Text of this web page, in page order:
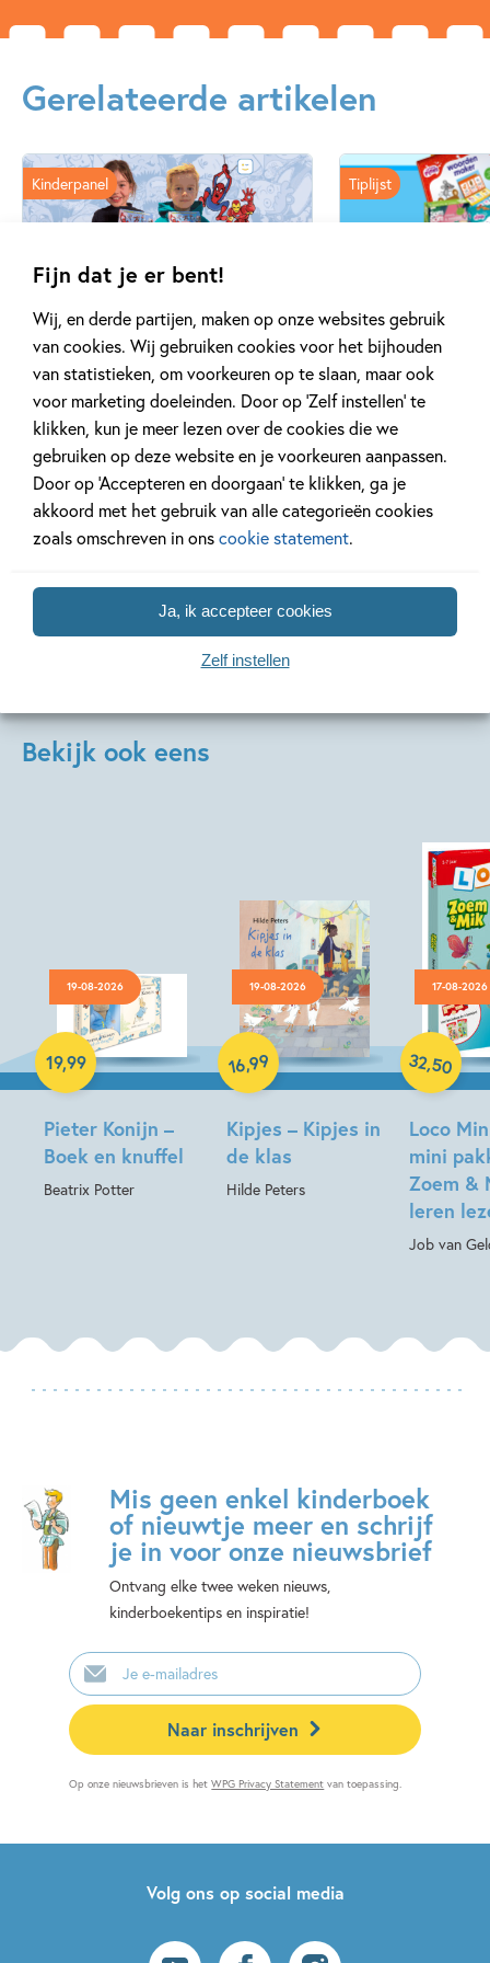
Fijn dat je er bent!
Wij, en derde partijen, maken op onze websites gebruik
van cookies. Wij gebruiken cookies voor het bijhouden
van statistieken, om voorkeuren op te slaan, maar ook
voor marketing doeleinden. Door op ‘Zelf instellen’ te
klikken, kun je meer lezen over de cookies die we
gebruiken op deze website en je voorkeuren aanpassen.
Door op ‘Accepteren en doorgaan’ te klikken, ga je
akkoord met het gebruik van alle categorieën cookies
zoals omschreven in onscookie statement.
Ja, ik accepteer cookies
Zelf instellen
Gerelateerde artikelen
11 JANUARI 2026
Ons Kinderpanel leest:
‘Marvel Superhelden’
Kinderpanel
Lees meer
16 JULI 2025
De leukste
vakantie!
Tiplijst
Lees meer
Bekijk ook eens
19-08-2026
Pieter Konijn –
Boek en knuffel
Beatrix Potter
19,99
Hardcover
19-08-2026
Kipjes – Kipjes in
de klas
Hilde Peters
16,99
Hardcover
17-08-2026
Loco
mini
Zoem &
leren
Job van
32,50
Paperback
Mis geen enkel kinderboek
of nieuwtje meer en schrijf
je in voor onze nieuwsbrief
Ontvang elke twee weken nieuws,
kinderboekentips en inspiratie!
E-
mailadres
Naar inschrijven
Op onze nieuwsbrieven is hetWPG Privacy Statement van toepassing.
Volg ons op social media